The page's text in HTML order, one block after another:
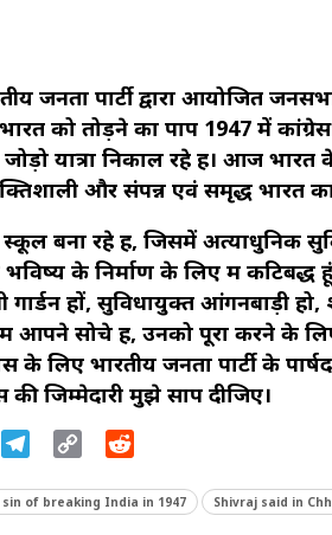
जनता पार्टी द्वारा आयोजित
भारत को तोड़ने का पाप 1947 में
यात्रा निकाल रहे हैं। आज भारत के
और संपन्न एवं समृद्ध भारत का
बना रहे हैं, जिसमें अत्याधुनिक
भविष्य के निर्माण के लिए मैं
गार्डन हों, सुविधायुक्त आंगनबाड़ी
सोचे हैं, उनको पूरा करने के
लिए भारतीय जनता पार्टी के
जिम्मेदारी मुझे सौंप दीजिए।
Telegram
Copy
of breaking India in 1947 Shivraj said in